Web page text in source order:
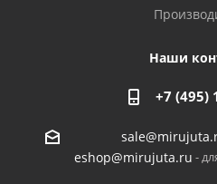
Наши
+7 (495)
eshop@mirujuta.ru -